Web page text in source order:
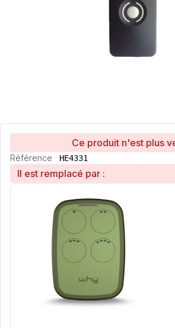
Ce produit n'est plus
Référence HE4331
Il est remplacé par :